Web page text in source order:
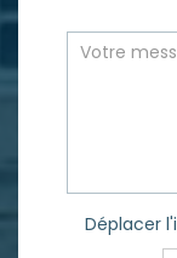
Déplacer